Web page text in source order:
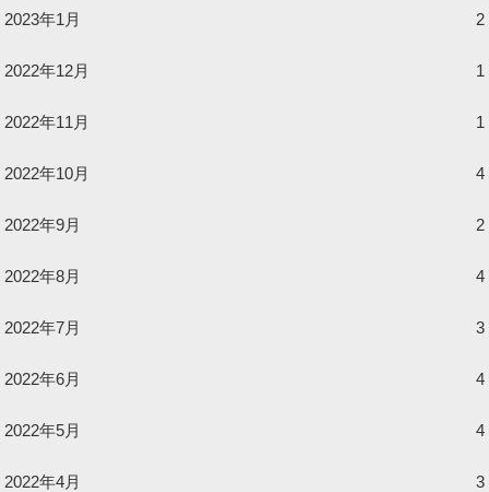
2023年1月 2
2022年12月 1
2022年11月 1
2022年10月 4
2022年9月 2
2022年8月 4
2022年7月 3
2022年6月 4
2022年5月 4
2022年4月 3